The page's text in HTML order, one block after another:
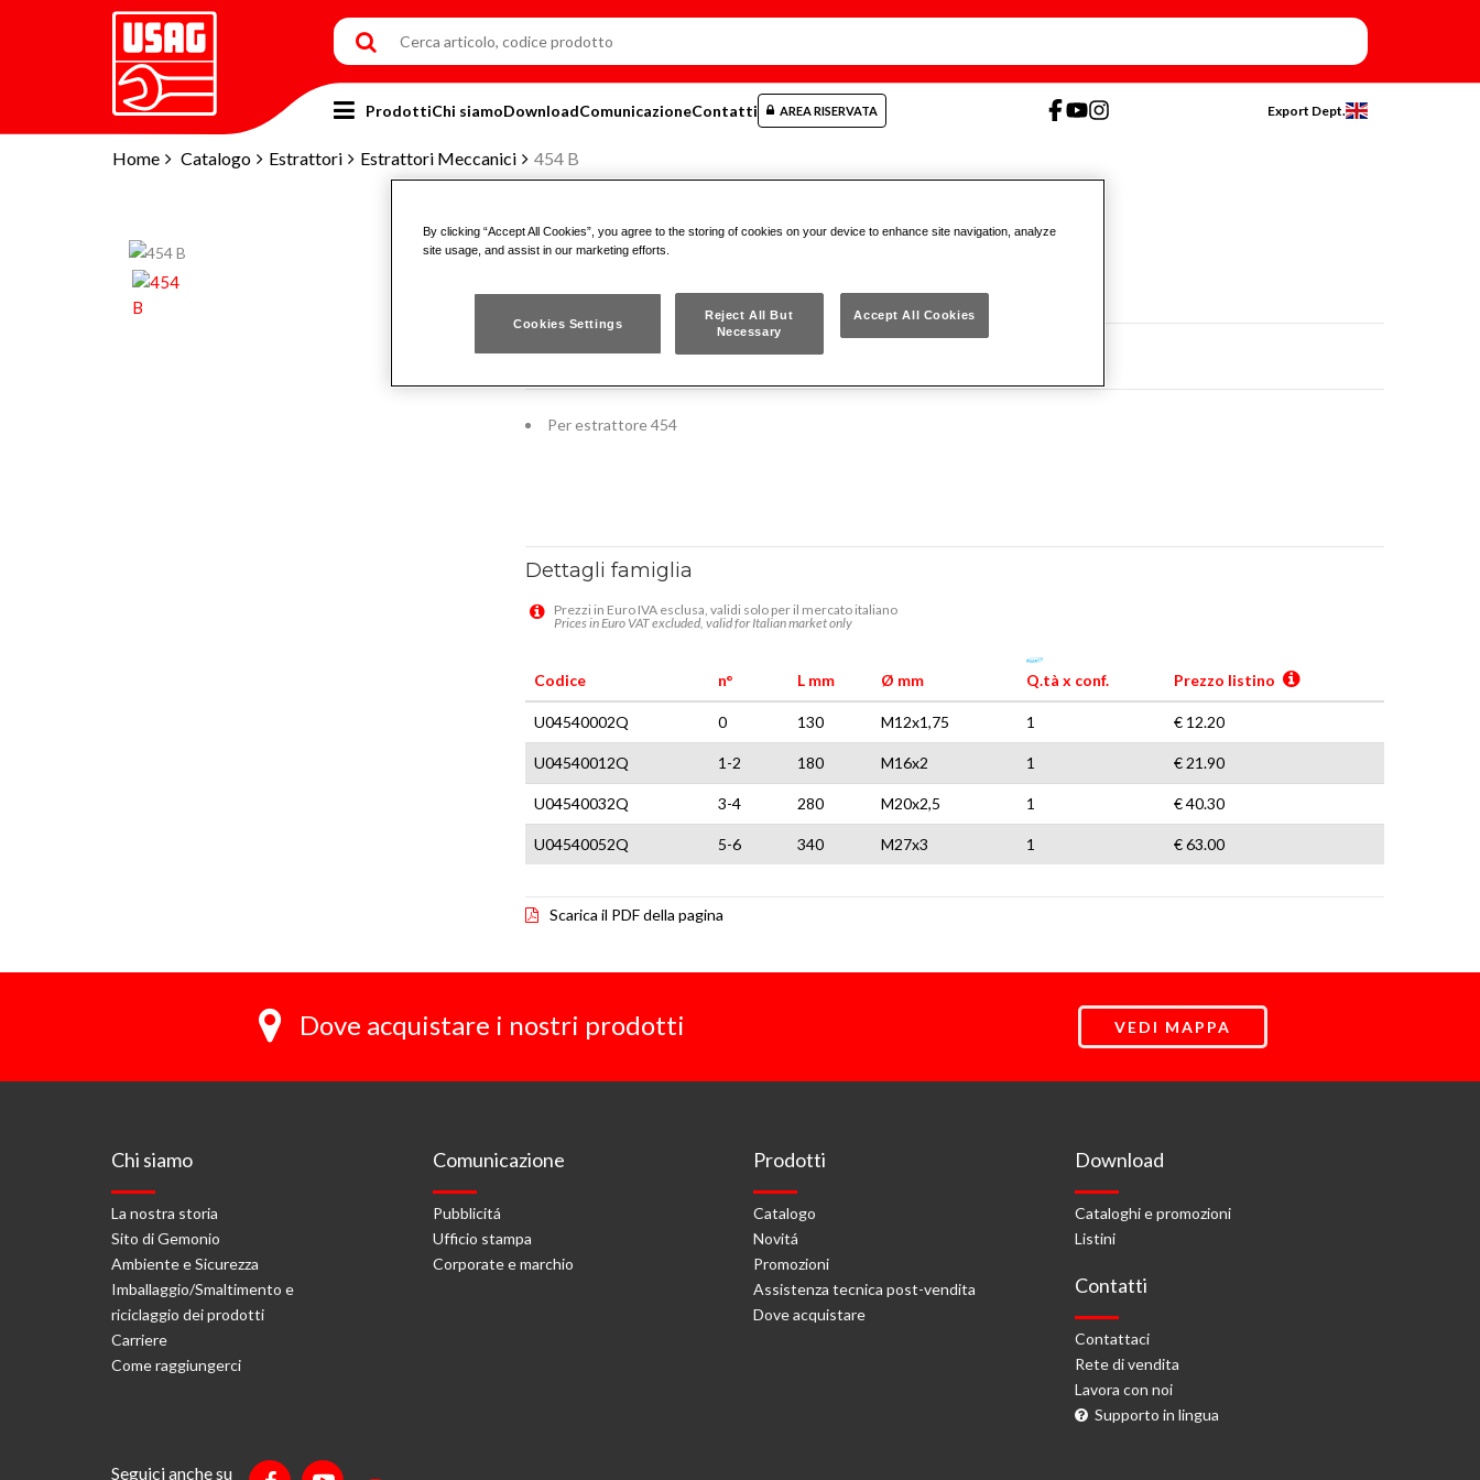
Home Catalogo Estrattori Estrattori Meccanici 454 B
ProdottiChi siamoDownloadComunicazioneContatti AREA RISERVATA Export Dept.
454 B
Per estrattore 454
Dettagli famiglia
Prezzi in Euro IVA esclusa, validi solo per il mercato italiano
Prices in Euro VAT excluded, valid for Italian market only
Codice n° L mm Ø mm Q.tà x conf. Prezzo listino
U04540002Q 0 130 M12x1,75 1 € 12.20
U04540012Q 1-2 180 M16x2 1 € 21.90
U04540032Q 3-4 280 M20x2,5 1 € 40.30
U04540052Q 5-6 340 M27x3 1 € 63.00
Scarica il PDF della pagina
Dove acquistare i nostri prodotti VEDI MAPPA
Chi siamo
La nostra storia
Sito di Gemonio
Ambiente e Sicurezza
Imballaggio/Smaltimento e
riciclaggio dei prodotti
Carriere
Come raggiungerci
Comunicazione
Pubblicitá
Ufficio stampa
Corporate e marchio
Prodotti
Catalogo
Novitá
Promozioni
Assistenza tecnica post-vendita
Dove acquistare
Download
Cataloghi e promozioni
Listini
Contatti
Contattaci
Rete di vendita
Lavora con noi
Supporto in lingua
Seguici anche su
By clicking “Accept All Cookies”, you agree to the storing of cookies on your device to enhance site navigation, analyze
site usage, and assist in our marketing efforts.
Cookies Settings
Reject All But
Necessary
Accept All Cookies